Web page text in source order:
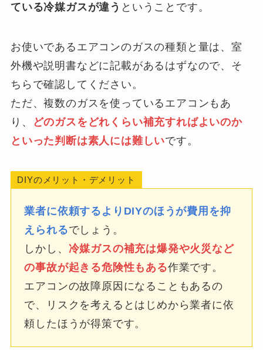
ている冷媒ガスが違う ということです。
お使いであるエアコンのガスの種類と量は、室
外機や説明書などに記載があるはずなので、そ
ちらで確認してください。
ただ、複数のガスを使っているエアコンもあ
り、
どのガスをどれくらい補充すればよいのか
といった判断は素人には難しいです。
DIYのメリット・デメリット
業者に依頼するよりDIYのほうが費用を抑
えられるでしょう。
しかし、 冷媒ガスの補充は爆発や火災など
の事故が起きる危険性もある作業です。
エアコンの故障原因になることもあるの
で、リスクを考えるとはじめから業者に依
頼したほうが得策です。